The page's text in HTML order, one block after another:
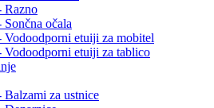
Razno
Sončna očala
Vodoodporni etuiji za mobitel
Vodoodporni etuiji za tablico
Balzami za ustnice